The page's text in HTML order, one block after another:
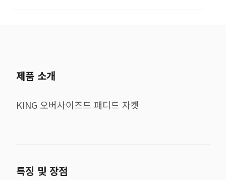
제품 소개
KING 오버사이즈드 패디드 자켓
특징 및 장점